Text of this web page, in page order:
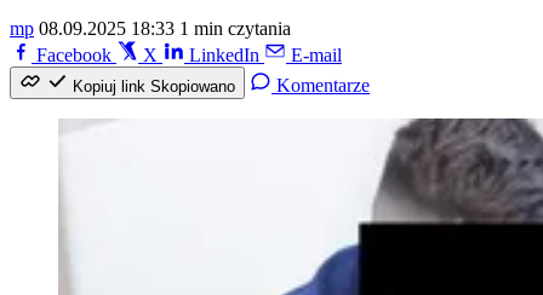
mp 08.09.2025 18:33 1 min czytania
Facebook
X LinkedIn E-mail
Kopiuj link Skopiowano Komentarze